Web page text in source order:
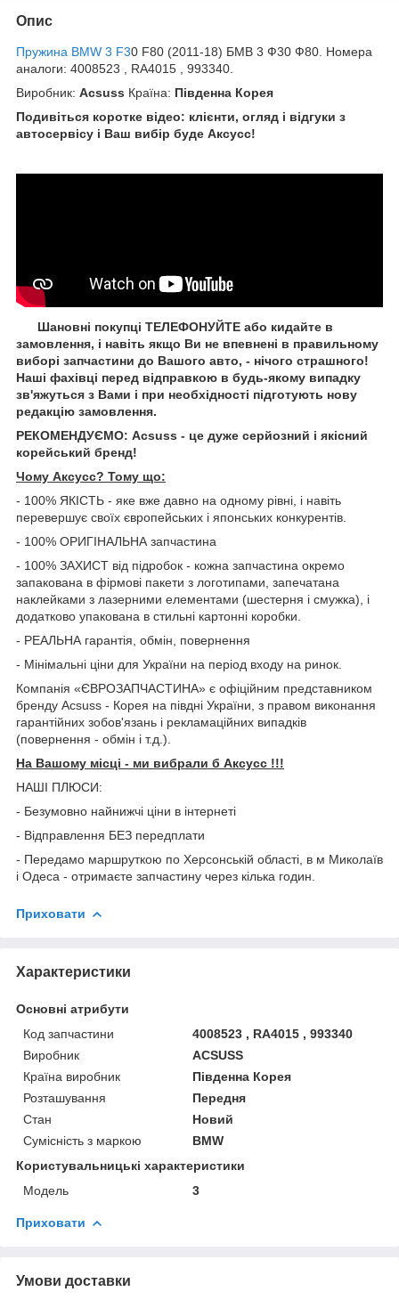
Опис
Пружина BMW 3 F30 F80 (2011-18) БМВ 3 Ф30 Ф80. Номера
аналоги: 4008523 , RA4015 , 993340.
Виробник: Acsuss Країна: Південна Корея
Подивіться коротке відео: клієнти, огляд і відгуки з
автосервісу і Ваш вибір буде Aксусс!
Шановні покупці ТЕЛЕФОНУЙТЕ або кидайте в
замовлення, і навіть якщо Ви не впевнені в правильному
виборі запчастини до Вашого авто, - нічого страшного!
Наші фахівці перед відправкою в будь-якому випадку
зв'яжуться з Вами і при необхідності підготують нову
редакцію замовлення.
РЕКОМЕНДУЄМО: Acsuss - це дуже серйозний і якісний
корейський бренд!
Чому Aксусс? Тому що:
- 100% ЯКІСТЬ - яке вже давно на одному рівні, і навіть
перевершує своїх європейських і японських конкурентів.
- 100% ОРИГІНАЛЬНА запчастина
- 100% ЗАХИСТ від підробок - кожна запчастина окремо
запакована в фірмові пакети з логотипами, запечатана
наклейками з лазерними елементами (шестерня і смужка), і
додатково упакована в стильні картонні коробки.
- РЕАЛЬНА гарантія, обмін, повернення
- Мінімальні ціни для України на період входу на ринок.
Компанія «ЄВРОЗАПЧАСТИНА» є офіційним представником
бренду Acsuss - Корея на півдні України, з правом виконання
гарантійних зобов'язань і рекламаційних випадків
(повернення - обмін і т.д.).
На Вашому місці - ми вибрали б Aксусс !!!
НАШІ ПЛЮСИ:
- Безумовно найнижчі ціни в інтернеті
- Відправлення БЕЗ передплати
- Передамо маршруткою по Херсонській області, в м Миколаїв
і Одеса - отримаєте запчастину через кілька годин.
Приховати
Характеристики
Основні атрибути
Код запчастини
4008523 , RA4015 , 993340
Виробник
ACSUSS
Країна виробник
Південна Корея
Розташування
Передня
Стан
Новий
Сумісність з маркою
BMW
Користувальницькі характеристики
Мoдель
3
Приховати
Умови доставки